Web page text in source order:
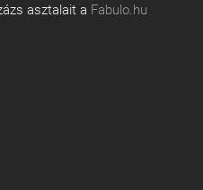
asztalait a Fabulo.hu